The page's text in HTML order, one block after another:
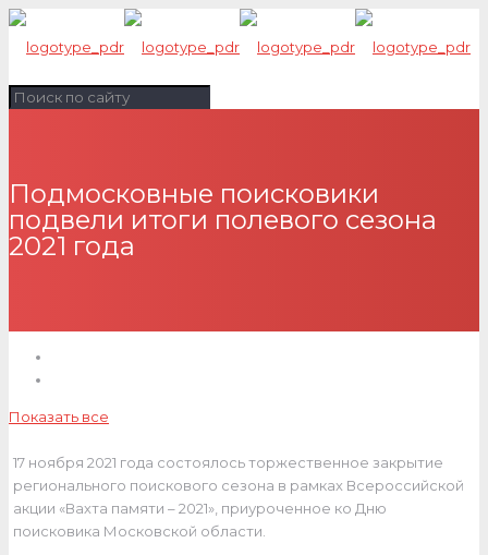
Подмосковные поисковики
подвели итоги полевого сезона
2021 года
Показать все
17 ноября 2021 года состоялось торжественное закрытие
регионального поискового сезона в рамках Всероссийской
акции «Вахта памяти – 2021», приуроченное ко Дню
поисковика Московской области.